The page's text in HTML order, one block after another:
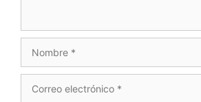
electrónico